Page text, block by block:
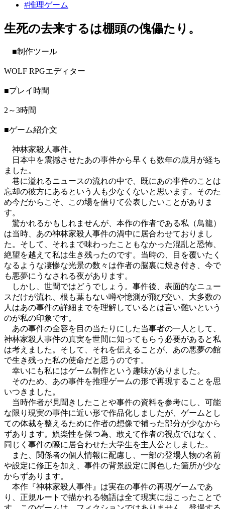
#推理ゲーム
生死の去来するは棚頭の傀儡たり。
■制作ツール
WOLF RPGエディター
■プレイ時間
2～3時間
■ゲーム紹介文
神林家殺人事件。
日本中を震撼させたあの事件から早くも数年の歳月が経ち
ました。
巷に溢れるニュースの流れの中で、既にあの事件のことは
忘却の彼方にあるという人も少なくないと思います。そのた
め今だからこそ、この場を借りて公表したいことがありま
す。
驚かれるかもしれませんが、本作の作者である私（鳥籠）
は当時、あの神林家殺人事件の渦中に居合わせておりまし
た。そして、それまで味わったこともなかった混乱と恐怖、
絶望を越えて私は生き残ったのです。当時の、目を覆いたく
なるような凄惨な光景の数々は作者の脳裏に焼き付き、今で
も悪夢にうなされる夜があります。
しかし、世間ではどうでしょう。事件後、表面的なニュー
スだけが流れ、根も葉もない噂や憶測が飛び交い、大多数の
人はあの事件の詳細までを理解しているとは言い難いという
のが私の印象です。
あの事件の全容を目の当たりにした当事者の一人として、
神林家殺人事件の真実を世間に知ってもらう必要があると私
は考えました。そして、それを伝えることが、あの悪夢の館
で生き残った私の使命だと思うのです。
幸いにも私にはゲーム制作という趣味がありました。
そのため、あの事件を推理ゲームの形で再現することを思
いつきました。
当時作者が見聞きしたことや事件の資料を参考にし、可能
な限り現実の事件に近い形で作品化しましたが、ゲームとし
ての体裁を整えるために作者の想像で補った部分が少なから
ずあります。娯楽性を保つ為、敢えて作者の視点ではなく、
同じく事件の際に居合わせた大学生を主人公としました。
また、関係者の個人情報に配慮し、一部の登場人物の名前
や設定に修正を加え、事件の背景設定に脚色した箇所が少な
からずあります。
本作『神林家殺人事件』は実在の事件の再現ゲームであ
り、正規ルートで描かれる物語は全て現実に起こったことで